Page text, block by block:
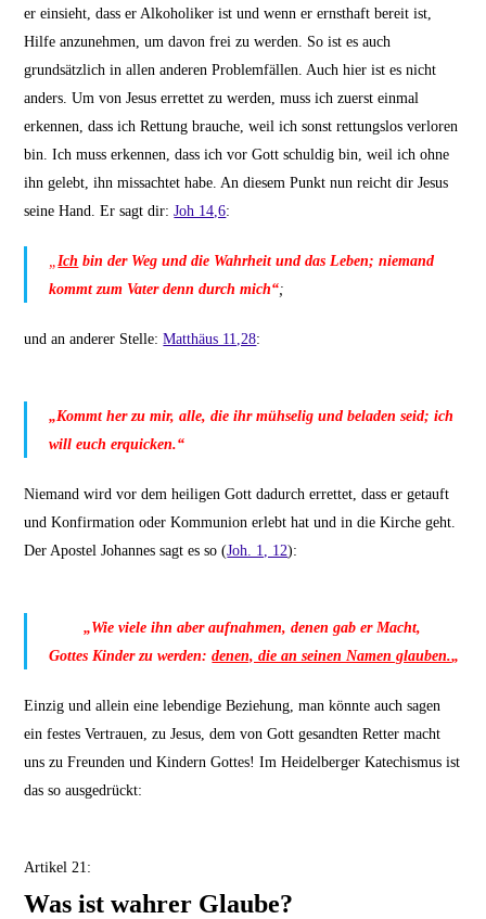
er einsieht, dass er Alkoholiker ist und wenn er ernsthaft bereit ist,
Hilfe anzunehmen, um davon frei zu werden. So ist es auch
grundsätzlich in allen anderen Problemfällen. Auch hier ist es nicht
anders. Um von Jesus errettet zu werden, muss ich zuerst einmal
erkennen, dass ich Rettung brauche, weil ich sonst rettungslos verloren
bin. Ich muss erkennen, dass ich vor Gott schuldig bin, weil ich ohne
ihn gelebt, ihn missachtet habe. An diesem Punkt nun reicht dir Jesus
seine Hand. Er sagt dir:Joh 14,6:
„Ich bin der Weg und die Wahrheit und das Leben; niemand
kommt zum Vater denn durch mich“;
und an anderer Stelle:Matthäus 11,28:
„Kommt her zu mir, alle, die ihr mühselig und beladen seid; ich
will euch erquicken.“
Niemand wird vor dem heiligen Gott dadurch errettet, dass er getauft
und Konfirmation oder Kommunion erlebt hat und in die Kirche geht.
Der Apostel Johannes sagt es so (Joh. 1, 12):
„Wie viele ihn aber aufnahmen, denen gab er Macht,
Gottes Kinder zu werden:denen, die an seinen Namen glauben.„
Einzig und allein eine lebendige Beziehung, man könnte auch sagen
ein festes Vertrauen, zu Jesus, dem von Gott gesandten Retter macht
uns zu Freunden und Kindern Gottes! Im Heidelberger Katechismus ist
das so ausgedrückt:
Artikel 21:
Was ist wahrer Glaube?